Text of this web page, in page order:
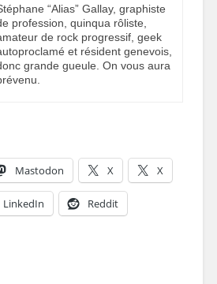
“Alias” Gallay, graphiste
profession, quinqua rôliste,
de rock progressif, geek
et résident genevois,
grande gueule. On vous aura
Mastodon X X
LinkedIn Reddit